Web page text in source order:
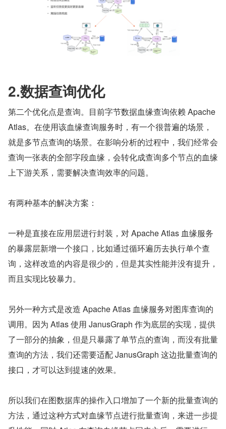
2.数据查询优化
第二个优化点是查询。目前字节数据血缘查询依赖 Apache
Atlas。在使用该血缘查询服务时，有一个很普遍的场景，
就是多节点查询的场景。在影响分析的过程中，我们经常会
查询一张表的全部字段血缘，会转化成查询多个节点的血缘
上下游关系，需要解决查询效率的问题。
有两种基本的解决方案：
一种是直接在应用层进行封装，对 Apache Atlas 血缘服务
的暴露层新增一个接口，比如通过循环遍历去执行单个查
询，这样改造的内容是很少的，但是其实性能并没有提升，
而且实现比较暴力。
另外一种方式是改造 Apache Atlas 血缘服务对图库查询的
调用。因为 Atlas 使用 JanusGraph 作为底层的实现，提供
了一部分的抽象，但是只暴露了单节点的查询，而没有批量
查询的方法，我们还需要适配 JanusGraph 这边批量查询的
接口，才可以达到提速的效果。
所以我们在图数据库的操作入口增加了一个新的批量查询的
方法，通过这种方式对血缘节点进行批量查询，来进一步提